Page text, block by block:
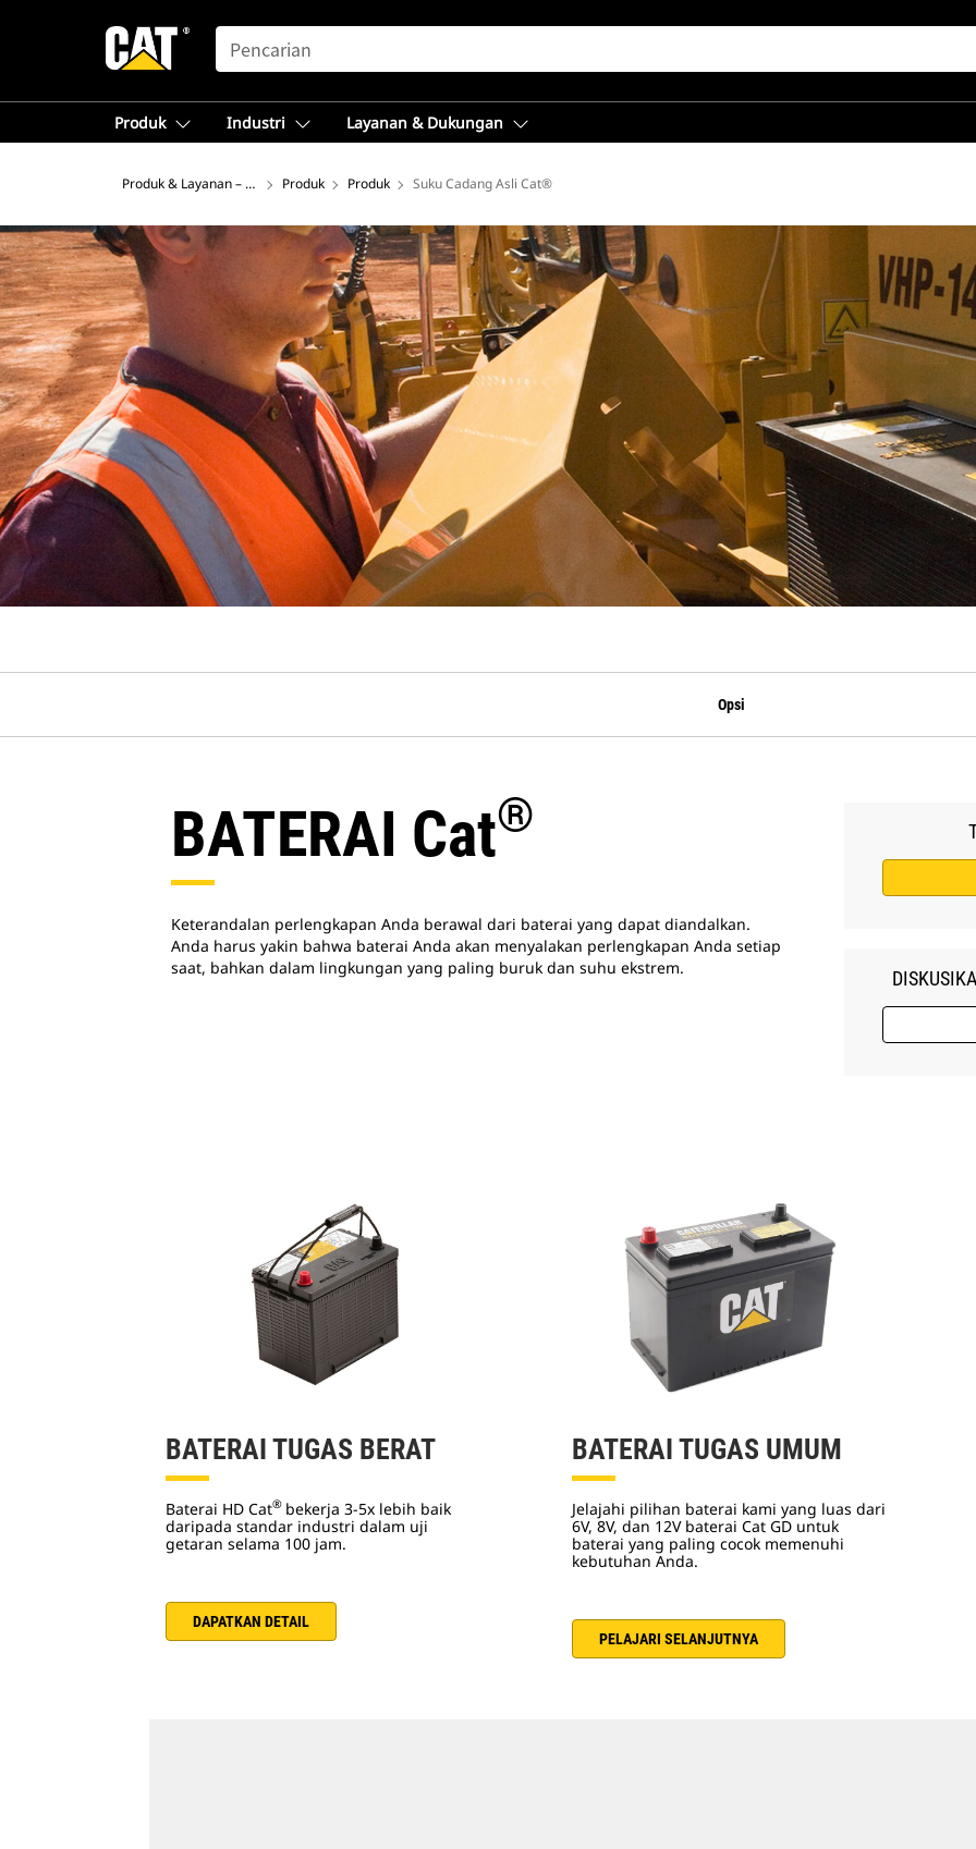
SEARCH
Produk Industri Layanan & Dukungan
Produk & Layanan – Asia Tenggara
Produk Produk Suku Cadang Asli Cat®
Opsi
BATERAI Cat®
Keterandalan perlengkapan Anda berawal dari baterai yang dapat diandalkan.
Anda harus yakin bahwa baterai Anda akan menyalakan perlengkapan Anda setiap
saat, bahkan dalam lingkungan yang paling buruk dan suhu ekstrem.
BATERAI TUGAS BERAT
Baterai HD Cat® bekerja 3-5x lebih baik
daripada standar industri dalam uji
getaran selama 100 jam.
DAPATKAN DETAIL
BATERAI TUGAS UMUM
Jelajahi pilihan baterai kami yang luas dari
6V, 8V, dan 12V baterai Cat GD untuk
baterai yang paling cocok memenuhi
kebutuhan Anda.
PELAJARI SELANJUTNYA